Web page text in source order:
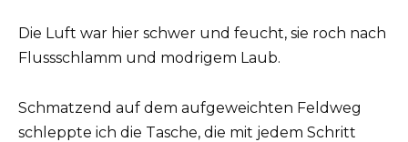
Die Luft war hier schwer und feucht, sie roch nach
Flussschlamm und modrigem Laub.
Schmatzend auf dem aufgeweichten Feldweg
schleppte ich die Tasche, die mit jedem Schritt